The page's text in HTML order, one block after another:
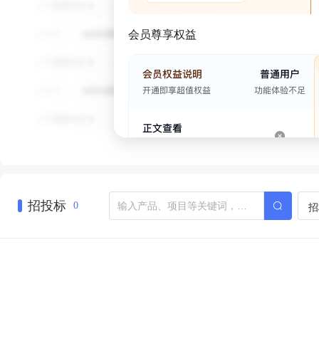
会员尊享权益
招投标 0